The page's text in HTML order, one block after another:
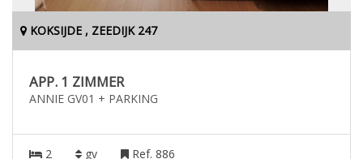
KOKSIJDE , ZEEDIJK 247
APP. 1 ZIMMER
ANNIE GV01 + PARKING
2 gv Ref. 886